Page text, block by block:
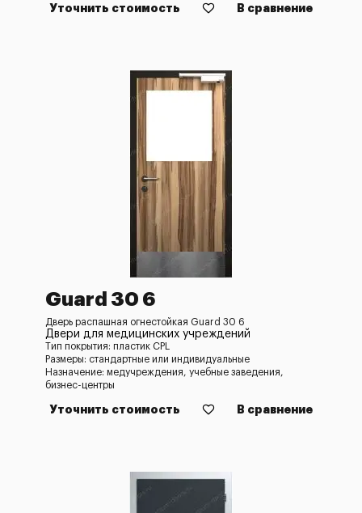
Уточнить стоимость В сравнение
Guard 30 6
Дверь распашная огнестойкая Guard 30 6
Двери для медицинских учреждений
Тип покрытия: пластик CPL
Размеры: стандартные или индивидуальные
Назначение: медучреждения, учебные заведения,
бизнес-центры
Уточнить стоимость В сравнение